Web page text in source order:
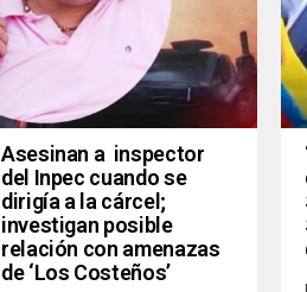
Asesinan a inspector
del Inpec cuando se
dirigía a la cárcel;
investigan posible
relación con amenazas
de ‘Los Costeños’